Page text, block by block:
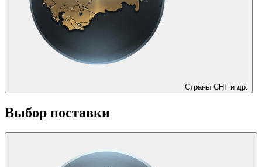
Страны СНГ и др.
Выбор поставки